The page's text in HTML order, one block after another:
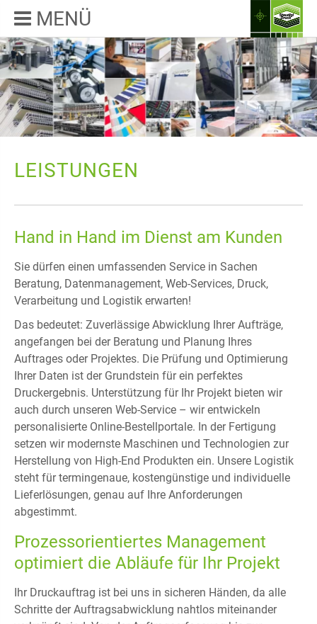
MENÜ
LEISTUNGEN
Hand in Hand im Dienst am Kunden
Sie dürfen einen umfassenden Service in Sachen
Beratung, Datenmanagement, Web-Services, Druck,
Verarbeitung und Logistik erwarten!
Das bedeutet: Zuverlässige Abwicklung Ihrer Aufträge,
angefangen bei der Beratung und Planung Ihres
Auftrages oder Projektes. Die Prüfung und Optimierung
Ihrer Daten ist der Grundstein für ein perfektes
Druckergebnis. Unterstützung für Ihr Projekt bieten wir
auch durch unseren Web-Service – wir entwickeln
personalisierte Online-Bestellportale. In der Fertigung
setzen wir modernste Maschinen und Technologien zur
Herstellung von High-End Produkten ein. Unsere Logistik
steht für termingenaue, kostengünstige und individuelle
Lieferlösungen, genau auf Ihre Anforderungen
abgestimmt.
Prozessorientiertes Management
optimiert die Abläufe für Ihr Projekt
Ihr Druckauftrag ist bei uns in sicheren Händen, da alle
Schritte der Auftragsabwicklung nahtlos miteinander